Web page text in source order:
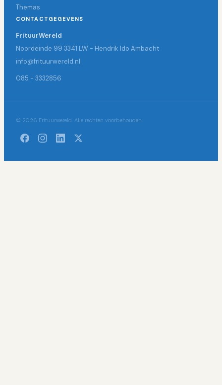
Themas
CONTACTGEGEVENS
FrituurWereld
Noordeinde 99 3341 LW - Hendrik Ido Ambacht
info@frituurwereld.nl
085 - 3332856
© 2026 Frituurwereld. Alle rechten voorbehouden.